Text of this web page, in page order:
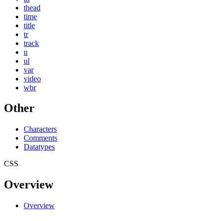
thead
time
title
tr
track
u
ul
var
video
wbr
Other
Characters
Comments
Datatypes
CSS
Overview
Overview